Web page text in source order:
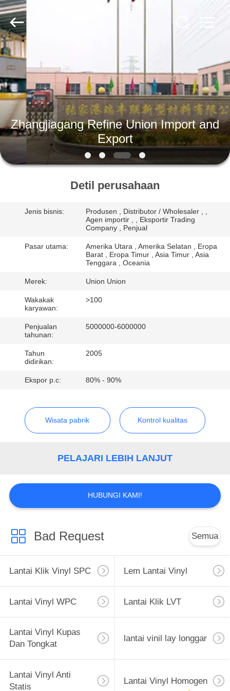
RUMAH
PRODUK
TENTANG
KAMI
TUR
KONTROL
KAMI
PERMINTAAN
PENAWARAN
SITEMAP
POLICY
Refine
Union
Import
and
Export.
All
Rights
Reserved.
Zhangjiagang Refine Union Import and
Export
Detil perusahaan
Jenis bisnis:
Produsen , Distributor / Wholesaler , ,
Agen importir , , Eksportir Trading
Company , Penjual
Pasar utama:
Amerika Utara , Amerika Selatan , Eropa
Barat , Eropa Timur , Asia Timur , Asia
Tenggara , Oceania
Merek: Union Union
Wakakak
karyawan:
>100
Penjualan
tahunan:
5000000-6000000
Tahun
didirikan:
2005
Ekspor p.c: 80% - 90%
Wisata pabrik Kontrol kualitas
PELAJARI LEBIH LANJUT
HUBUNGI KAMI!
Bad Request Semua
Lantai Klik Vinyl SPC Lem Lantai Vinyl
Lantai Vinyl WPC Lantai Klik LVT
Lantai Vinyl Kupas
Dan Tongkat
lantai vinil lay longgar
Lantai Vinyl Anti
Statis
Lantai Vinyl Homogen